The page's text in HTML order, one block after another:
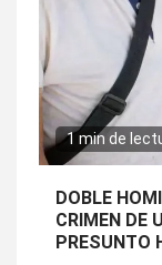
1 min de
DOBLE
CRIMEN DE
PRESUNTO